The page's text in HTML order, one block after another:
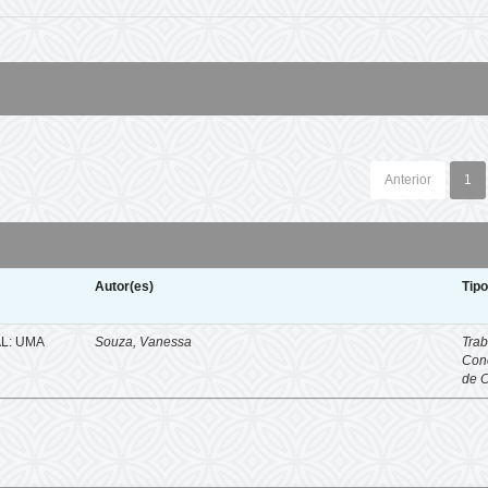
Anterior 1
Autor(es) Tipo
UMA Souza, Vanessa
de